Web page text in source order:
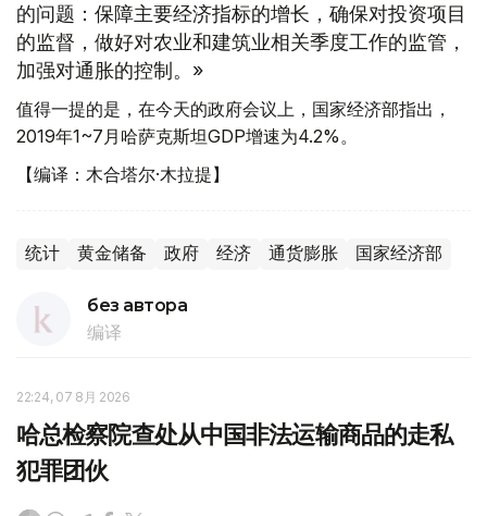
的问题：保障主要经济指标的增长，确保对投资项目
的监督，做好对农业和建筑业相关季度工作的监管，
加强对通胀的控制。»
值得一提的是，在今天的政府会议上，国家经济部指出，
2019年1~7月哈萨克斯坦GDP增速为4.2%。
【编译：木合塔尔·木拉提】
统计 黄金储备 政府 经济 通货膨胀 国家经济部
без автора
编译
22:24, 07 8月 2026
哈总检察院查处从中国非法运输商品的走私
犯罪团伙